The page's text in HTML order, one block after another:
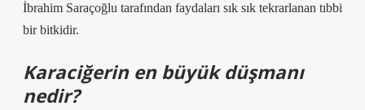
İbrahim Saraçoğlu tarafından faydaları sık sık tekrarlanan tıbbi
bir bitkidir.
Karaciğerin en büyük düşmanı
nedir?